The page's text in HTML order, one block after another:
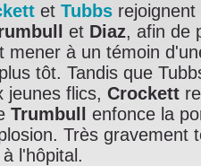
et Tubbs
et Diaz, afin de
mener à un témoin
tôt. Tandis que
jeunes flics, Crockett
Trumbull
enfonce la
Très gravement
l'hôpital.